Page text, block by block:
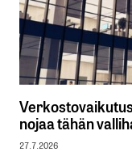
nojaa tähän
27.7.2026